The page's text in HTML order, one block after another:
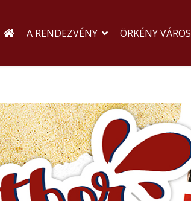
A RENDEZVÉNY ÖRKÉNY VÁROS